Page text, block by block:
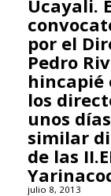
Ucayali.
por el
Pedro
hincapié
los
unos
similar
de las
julio 8, 2013